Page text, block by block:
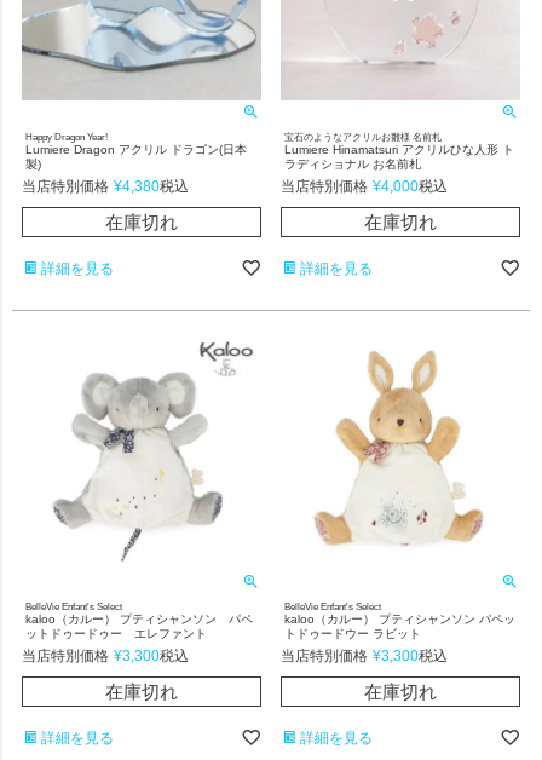
Happy Dragon Year!
Lumiere Dragon アクリル ドラゴン(日本
製)
当店特別価格 ¥4,380税込
在庫切れ
詳細を見る
宝石のようなアクリルお雛様 名前札
Lumiere Hinamatsuri アクリルひな人形 ト
ラディショナル お名前札
当店特別価格 ¥4,000税込
在庫切れ
詳細を見る
BelleVie Enfant's Select
kaloo（カルー） プティシャンソン パペ
ットドゥードゥー エレファント
当店特別価格 ¥3,300税込
在庫切れ
詳細を見る
BelleVie Enfant's Select
kaloo（カルー） プティシャンソン パペッ
トドゥードウー ラビット
当店特別価格 ¥3,300税込
在庫切れ
詳細を見る